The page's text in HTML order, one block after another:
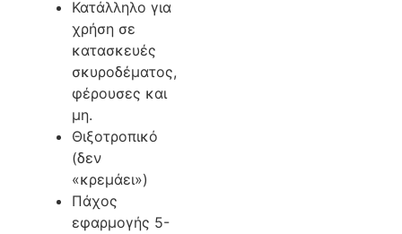
Κατάλληλο για
χρήση σε
κατασκευές
σκυροδέματος,
φέρουσες και
μη.
Θιξοτροπικό
(δεν
«κρεμάει»)
Πάχος
εφαρμογής 5-